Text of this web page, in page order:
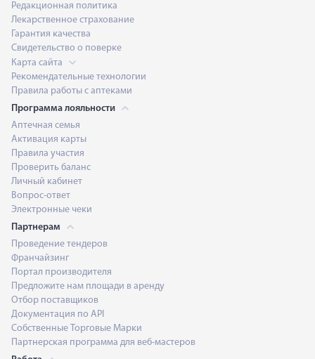
Редакционная политика
Лекарственное страхование
Гарантия качества
Свидетельство о поверке
Карта сайта
Рекомендательные технологии
Правила работы с аптеками
Программа лояльности
Аптечная семья
Активация карты
Правила участия
Проверить баланс
Личный кабинет
Вопрос-ответ
Электронные чеки
Партнерам
Проведение тендеров
Франчайзинг
Портал производителя
Предложите нам площади в аренду
Отбор поставщиков
Документация по API
Собственные Торговые Марки
Партнерская программа для веб-мастеров